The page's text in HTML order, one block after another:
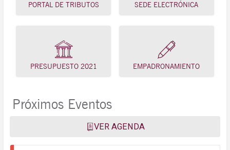
PORTAL DE TRIBUTOS SEDE ELECTRÓNICA
PRESUPUESTO 2021 EMPADRONAMIENTO
Próximos Eventos
VER AGENDA